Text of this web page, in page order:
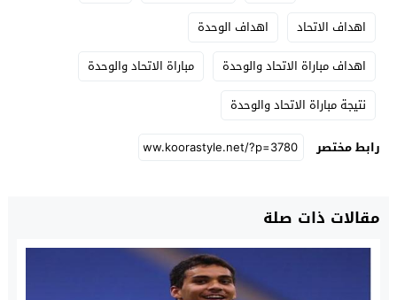
اهداف الاتحاد
اهداف الوحدة
اهداف مباراة الاتحاد والوحدة
مباراة الاتحاد والوحدة
نتيجة مباراة الاتحاد والوحدة
رابط مختصر
مقالات ذات صلة